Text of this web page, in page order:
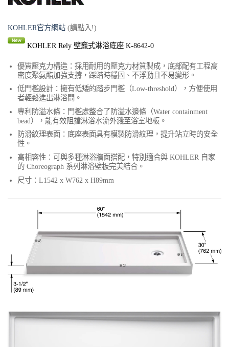
KOHLER官方網站 (請點入!)
KOHLER Rely 壁龕式淋浴底座 K-8642-0
優質壓克力構造：採用耐用的壓克力材質製成，底部配有工程高
密度聚氨酯加強支撐，踩踏時穩固、不浮動且不易變形。
低門檻設計：擁有低矮的踏步門檻（Low-threshold），方便使用
者輕鬆進出淋浴間。
專利防溢水條：門檻處整合了防溢水邊條（Water containment
bead），能有效阻擋淋浴水流外濺至浴室地板。
防滑紋理表面：底座表面具有模製防滑紋理，提升站立時的安全
性。
高相容性：可與多種淋浴牆面搭配，特別適合與 KOHLER 自家
的 Choreograph 系列淋浴壁板完美結合。
尺寸：L1542 x W762 x H89mm